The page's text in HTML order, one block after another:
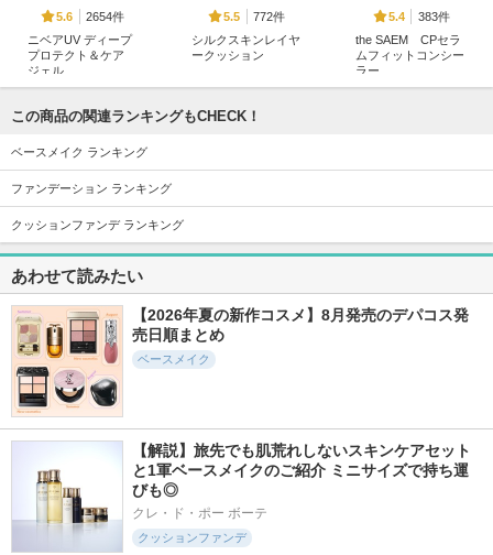
5.6
2654件
ニベアUV ディープ
プロテクト＆ケア
ジェル
5.5
772件
シルクスキンレイヤ
ークッション
5.4
383件
the SAEM CPセラ
ムフィットコンシー
ラー
5.7
5841件
タンイドル ウルト
ラ ウェア リキッド
N
ランコム
ソフトマットプレス
ビーベルベットセバ
レブロン カラース
テイ ロングウェア
UV クッション ファ
ンデーション
5.8
1423件
シグネチャーエッセ
インテンスカバー
AGE20'S(エージトウ
ェンティズ)
5.5
1129件
ブラック クッショ
この商品の関連ランキングもCHECK！
ベースメイク ランキング
ファンデーション ランキング
クッションファンデ ランキング
あわせて読みたい
【2026年夏の新作コスメ】8月発売のデパコス発
売日順まとめ
ベースメイク
【解説】旅先でも肌荒れしないスキンケアセット
と1軍ベースメイクのご紹介 ミニサイズで持ち運
びも◎
クレ・ド・ポー ボーテ
クッションファンデ